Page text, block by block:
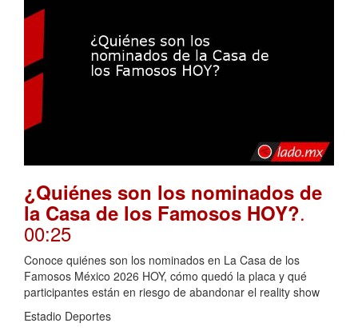
¿Quiénes son los nominados de
la Casa de los Famosos HOY?.
00:25
Conoce quiénes son los nominados en La Casa de los
Famosos México 2026 HOY, cómo quedó la placa y qué
participantes están en riesgo de abandonar el reality show
Estadio Deportes